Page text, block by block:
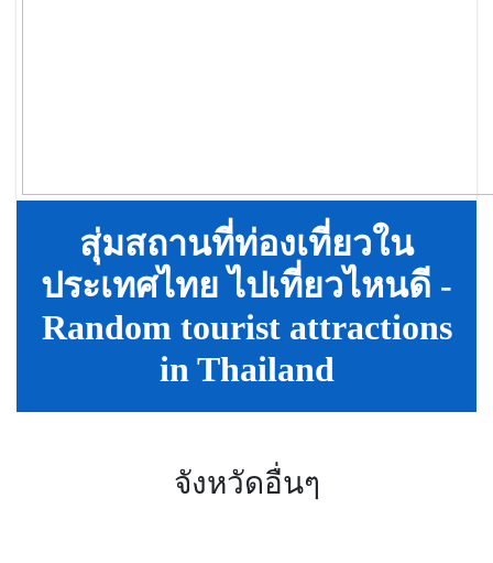
สุ่มสถานที่ท่องเที่ยวใน
ประเทศไทย ไปเที่ยวไหนดี -
Random tourist attractions
in Thailand
จังหวัดอื่นๆ